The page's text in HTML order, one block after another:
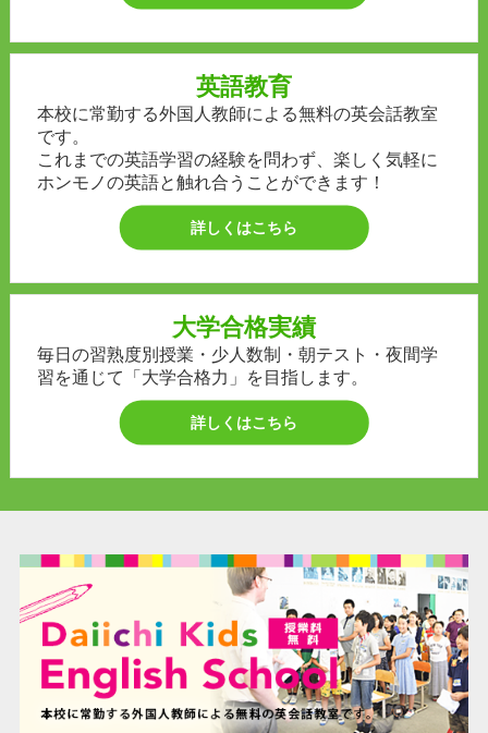
英語教育
本校に常勤する外国人教師による無料の英会話教室
です。
これまでの英語学習の経験を問わず、楽しく気軽に
ホンモノの英語と触れ合うことができます！
詳しくはこちら
大学合格実績
毎日の習熟度別授業・少人数制・朝テスト・夜間学
習を通じて「大学合格力」を目指します。
詳しくはこちら